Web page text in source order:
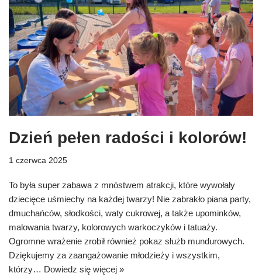
Dzień pełen radości i kolorów!
1 czerwca 2025
To była super zabawa z mnóstwem atrakcji, które wywołały
dziecięce uśmiechy na każdej twarzy! Nie zabrakło piana party,
dmuchańców, słodkości, waty cukrowej, a także upominków,
malowania twarzy, kolorowych warkoczyków i tatuaży.
Ogromne wrażenie zrobił również pokaz służb mundurowych.
Dziękujemy za zaangażowanie młodzieży i wszystkim,
którzy… Dowiedz się więcej »